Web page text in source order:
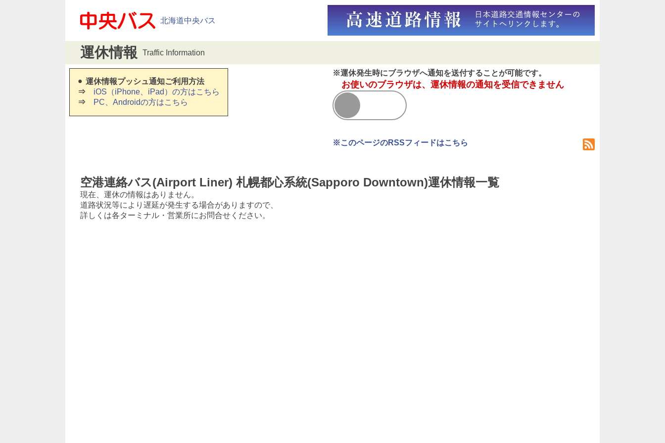
北海道中央バス
運休情報 Traffic Information
運休情報プッシュ通知ご利用方法
iOS（iPhone、iPad）の方はこちら
PC、Androidの方はこちら
※運休発生時にブラウザへ通知を送付することが可能です。
お使いのブラウザは、運休情報の通知を受信できません
※このページのRSSフィードはこちら
空港連絡バス(Airport Liner) 札幌都心系統(Sapporo Downtown)運休情報一覧
現在、運休の情報はありません。
道路状況等により遅延が発生する場合がありますので、
詳しくは各ターミナル・営業所にお問合せください。